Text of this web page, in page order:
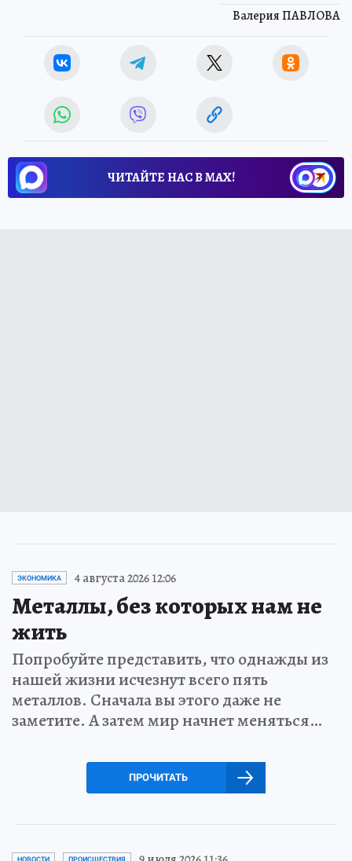
Валерия ПАВЛОВА
ЧИТАЙТЕ НАС В МАХ!
ЭКОНОМИКА 4 августа 2026 12:06
Металлы, без которых нам не
жить
Попробуйте представить, что однажды из
нашей жизни исчезнут всего пять
металлов. Сначала вы этого даже не
заметите. А затем мир начнет меняться…
ПРОЧИТАТЬ
НОВОСТИ ПРОИСШЕСТВИЯ